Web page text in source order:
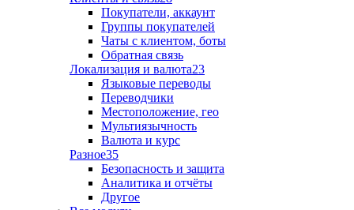
Покупатели, аккаунт
Группы покупателей
Чаты с клиентом, боты
Обратная связь
Локализация и валюта23
Языковые переводы
Переводчики
Местоположение, гео
Мультиязычность
Валюта и курс
Разное35
Безопасность и защита
Аналитика и отчёты
Другое